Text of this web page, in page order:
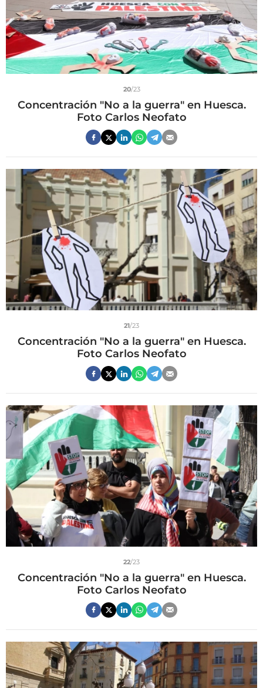
20/23
Concentración "No a la guerra" en Huesca.
Foto Carlos Neofato
21/23
Concentración "No a la guerra" en Huesca.
Foto Carlos Neofato
22/23
Concentración "No a la guerra" en Huesca.
Foto Carlos Neofato